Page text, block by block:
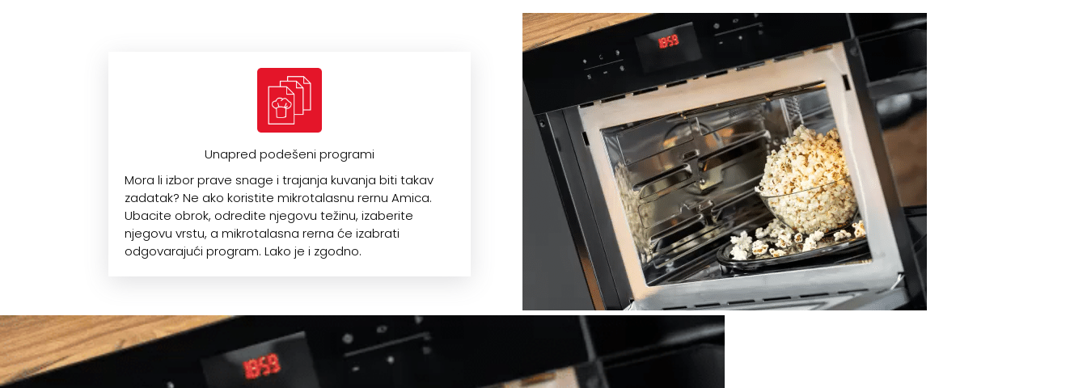
Unapred podešeni programi
Mora li izbor prave snage i trajanja kuvanja biti takav
zadatak? Ne ako koristite mikrotalasnu rernu Amica.
Ubacite obrok, odredite njegovu težinu, izaberite
njegovu vrstu, a mikrotalasna rerna će izabrati
odgovarajući program. Lako je i zgodno.